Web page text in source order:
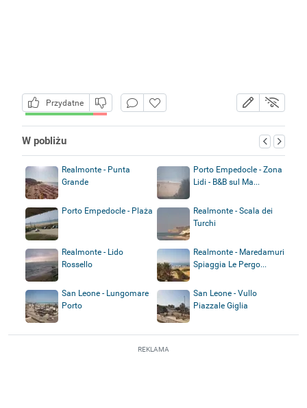
Przydatne
W pobliżu
Realmonte - Punta
Grande
Porto Empedocle - Zona
Lidi - B&B sul Ma...
Porto Empedocle - Plaża
Realmonte - Scala dei
Turchi
Realmonte - Lido
Rossello
Realmonte - Maredamuri
Spiaggia Le Pergo...
San Leone - Lungomare
Porto
San Leone - Vullo
Piazzale Giglia
REKLAMA